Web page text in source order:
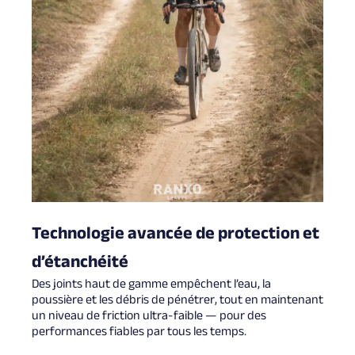
Technologie avancée de protection et
d’étanchéité
Des joints haut de gamme empêchent l’eau, la
poussière et les débris de pénétrer, tout en maintenant
un niveau de friction ultra-faible — pour des
performances fiables par tous les temps.